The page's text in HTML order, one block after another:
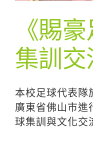
《賜
集訓交
本校足球代表隊
廣東省佛山市進
球集訓與文化交